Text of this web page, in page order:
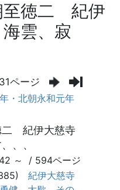
至徳二 紀伊
雲、寂
ページ